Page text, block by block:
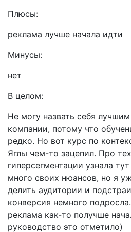
Плюсы:
реклама лучше начала идти
Минусы:
нет
В целом:
Не могу назвать себя
компании, потому что
редко. Но вот курс по
Яглы чем-то зацепил. Про
гиперсегментации узнала
много своих нюансов, но я
делить аудитории и
конверсия немного
реклама как-то получше
руководство это отметило)